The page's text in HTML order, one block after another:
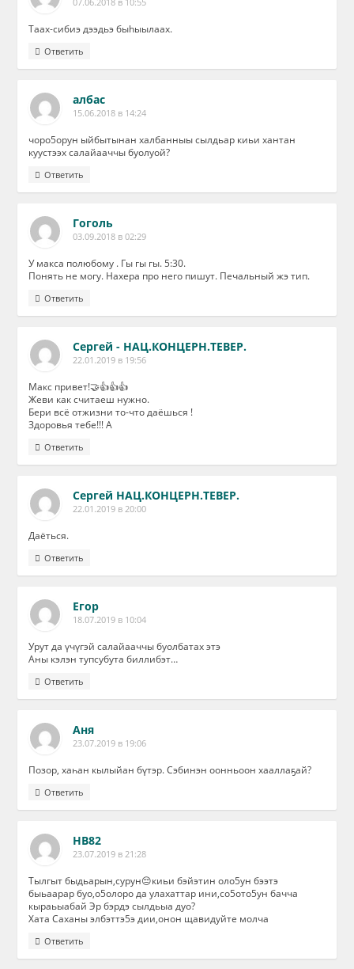
Таах-сибиэ дээдьэ быhыылаах.
Ответить
албас
15.06.2018 в 14:24
чоро5орун ыйбытынан халбанныы сылдьар киьи хантан
куустээх салайааччы буолуой?
Ответить
Гоголь
03.09.2018 в 02:29
У макса полюбому . Гы гы гы. 5:30.
Понять не могу. Нахера про него пишут. Печальный жэ тип.
Ответить
Сергей - НАЦ.КОНЦЕРН.ТЕВЕР.
22.01.2019 в 19:56
Макс привет!🤝👍👍👍
Жеви как считаеш нужно.
Бери всё отжизни то-что даёшься !
Здоровья тебе!!! А
Ответить
Сергей НАЦ.КОНЦЕРН.ТЕВЕР.
22.01.2019 в 20:00
Даёться.
Ответить
Егор
18.07.2019 в 10:04
Урут да үчүгэй салайааччы буолбатах этэ
Аны кэлэн тупсубута биллибэт…
Ответить
Аня
23.07.2019 в 19:06
Позор, хаһан кылыйан бүтэр. Сэбинэн оонньоон хааллаҕай?
Ответить
НВ82
23.07.2019 в 21:28
Тылгыт быдьарын,сурун😔киьи бэйэтин оло5ун бээтэ
быьаарар буо,о5олоро да улахаттар ини,со5ото5ун бачча
кыраьыабай Эр бэрдэ сылдьыа дуо?
Хата Саханы элбэттэ5э дии,онон щавидуйте молча
Ответить